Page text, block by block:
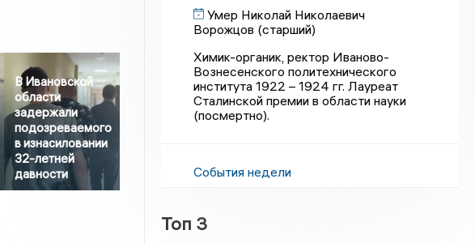
В Ивановской
области
задержали
подозреваемого
в изнасиловании
32-летней
давности
Умер Николай Николаевич
Ворожцов (старший)
Химик-органик, ректор Иваново-
Вознесенского политехнического
института 1922 – 1924 гг. Лауреат
Сталинской премии в области науки
(посмертно).
События недели
Топ 3